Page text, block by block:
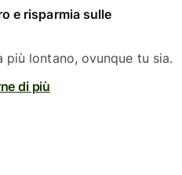
e risparmia sulle
lontano, ovunque tu sia.
di più